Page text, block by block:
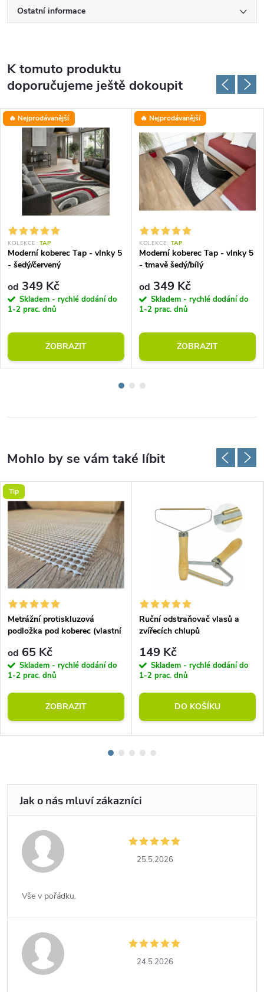
Ostatní informace
K tomuto produktu
doporučujeme ještě dokoupit
🔥 Nejprodávanější
KOLEKCE: TAP
Moderní koberec Tap - vlnky 5
- šedý/červený
od 349 Kč
Skladem - rychlé dodání do
1-2 prac. dnů
ZOBRAZIT
🔥 Nejprodávanější
KOLEKCE: TAP
Moderní koberec Tap - vlnky 5
- tmavě šedý/bílý
od 349 Kč
Skladem - rychlé dodání do
1-2 prac. dnů
ZOBRAZIT
Tip
Metrážní protiskluzová
podložka pod koberec (vlastní
od 65 Kč
Skladem - rychlé dodání do
1-2 prac. dnů
ZOBRAZIT
Ruční odstraňovač vlasů a
zvířecích chlupů
149 Kč
Skladem - rychlé dodání do
1-2 prac. dnů
DO KOŠÍKU
25.5.2026
Vše v pořádku.
24.5.2026